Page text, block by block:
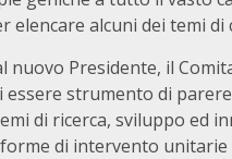
alcuni dei temi di
nuovo Presidente, il
strumento di
di ricerca, sviluppo ed
di intervento unitarie